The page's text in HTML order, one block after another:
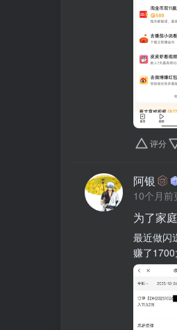
评分
阿银
10个月前
为了家
最近做闪
赚了